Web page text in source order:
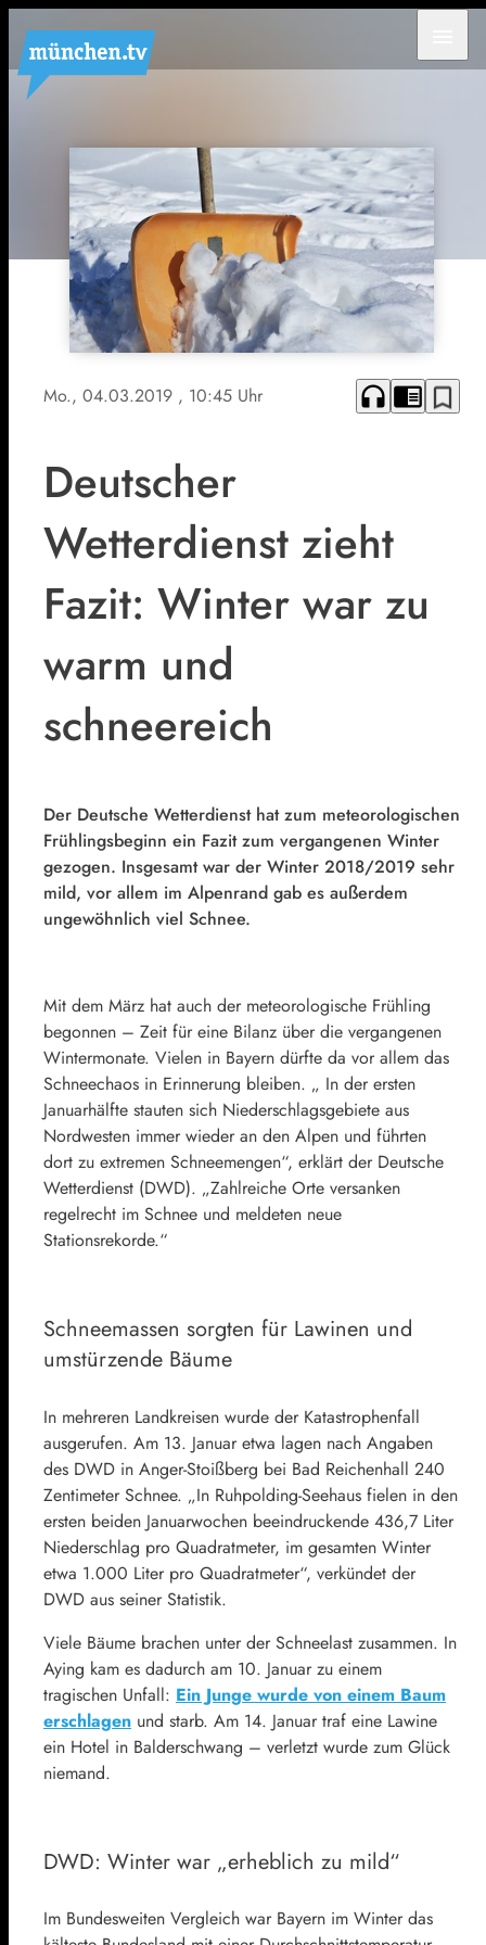
Mo., 04.03.2019 , 10:45 Uhr headphones chrome_reader_mode bookmark_border
Deutscher
Wetterdienst zieht
Fazit: Winter war zu
warm und
schneereich
Der Deutsche Wetterdienst hat zum meteorologischen
Frühlingsbeginn ein Fazit zum vergangenen Winter
gezogen. Insgesamt war der Winter 2018/2019 sehr
mild, vor allem im Alpenrand gab es außerdem
ungewöhnlich viel Schnee.
Mit dem März hat auch der meteorologische Frühling
begonnen – Zeit für eine Bilanz über die vergangenen
Wintermonate. Vielen in Bayern dürfte da vor allem das
Schneechaos in Erinnerung bleiben. „ In der ersten
Januarhälfte stauten sich Niederschlagsgebiete aus
Nordwesten immer wieder an den Alpen und führten
dort zu extremen Schneemengen“, erklärt der Deutsche
Wetterdienst (DWD). „Zahlreiche Orte versanken
regelrecht im Schnee und meldeten neue
Stationsrekorde.“
Schneemassen sorgten für Lawinen und
umstürzende Bäume
In mehreren Landkreisen wurde der Katastrophenfall
ausgerufen. Am 13. Januar etwa lagen nach Angaben
des DWD in Anger-Stoißberg bei Bad Reichenhall 240
Zentimeter Schnee. „In Ruhpolding-Seehaus fielen in den
ersten beiden Januarwochen beeindruckende 436,7 Liter
Niederschlag pro Quadratmeter, im gesamten Winter
etwa 1.000 Liter pro Quadratmeter“, verkündet der
DWD aus seiner Statistik.
Viele Bäume brachen unter der Schneelast zusammen. In
Aying kam es dadurch am 10. Januar zu einem
tragischen Unfall: Ein Junge wurde von einem Baum
erschlagen und starb. Am 14. Januar traf eine Lawine
ein Hotel in Balderschwang – verletzt wurde zum Glück
niemand.
DWD: Winter war „erheblich zu mild“
Im Bundesweiten Vergleich war Bayern im Winter das